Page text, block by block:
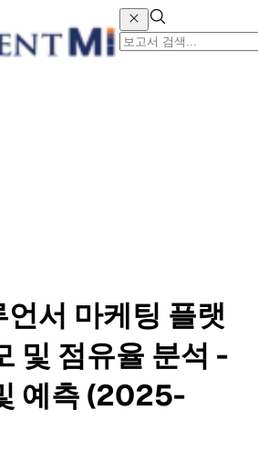
서 마케팅 플랫
및 점유율 분석 -
예측 (2025-